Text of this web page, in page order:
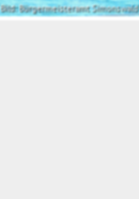
Bild: Bürgermeisteramt Simonswald